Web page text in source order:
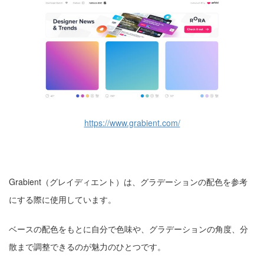
https://www.grabient.com/
Grabient（グレイディエント）は、グラデーションの配色を参考
にする際に使用しています。
ベースの配色をもとに自分で色味や、グラデーションの角度、分
散まで調整できるのが魅力のひとつです。